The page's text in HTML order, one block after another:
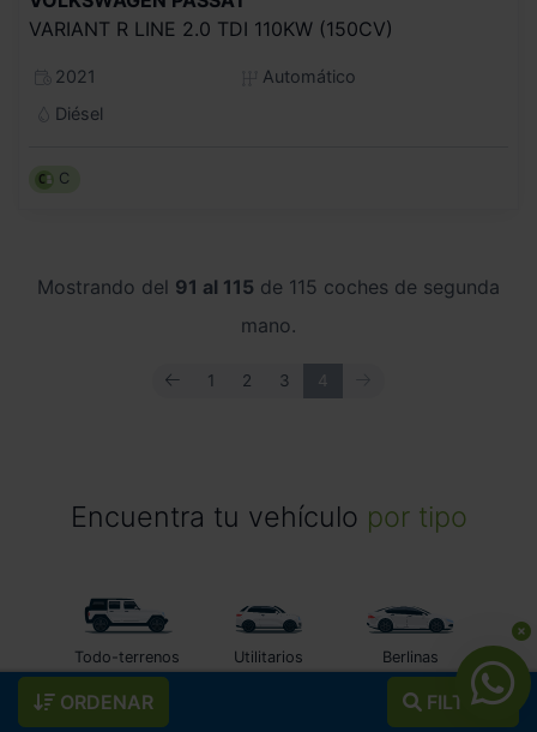
ORDENAR FILTROS
VARIANT R LINE 2.0 TDI 110KW (150CV)
2021
Automático
Diésel
C
Mostrando del 91 al 115 de 115 coches de segunda
mano.
ANTERIOR
1 2 3 4
Encuentra tu vehículo por tipo
Todo-terrenos Utilitarios Berlinas